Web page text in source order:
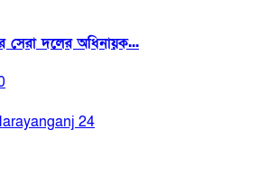
সেরা দলের অধিনায়ক...
24